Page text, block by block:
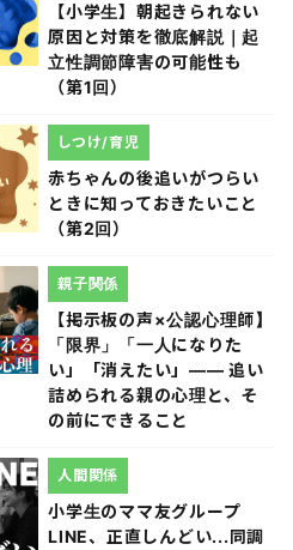
【小学生】朝起きられない
原因と対策を徹底解説｜起
立性調節障害の可能性も
（第1回）
赤ちゃんの後追いがつらい
ときに知っておきたいこと
（第2回）
しつけ/育児
【掲示板の声×公認心理師】
「限界」「一人になりた
い」「消えたい」―― 追い
詰められる親の心理と、そ
の前にできること
親子関係
小学生のママ友グループ
LINE、正直しんどい...同調
人間関係